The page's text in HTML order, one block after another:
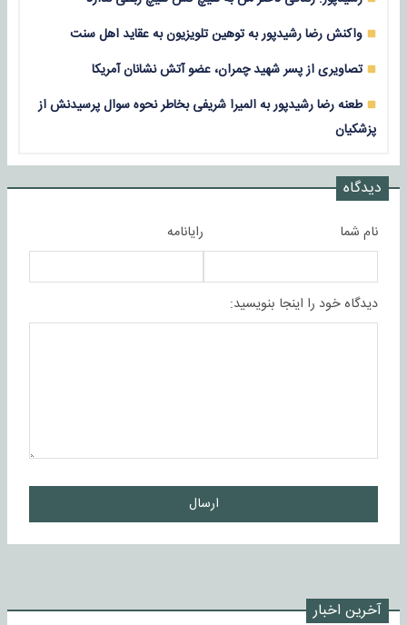
واکنش رضا رشیدپور به توهین تلویزیون به عقاید اهل سنت
تصاویری از پسر شهید چمران، عضو آتش نشانان آمریکا
طعنه رضا رشیدپور به المیرا شریفی بخاطر نحوه سوال پرسیدنش از
پزشکیان
دیدگاه
نام شما رایانامه
دیدگاه خود را اینجا بنویسید:
ارسال
آخرین اخبار